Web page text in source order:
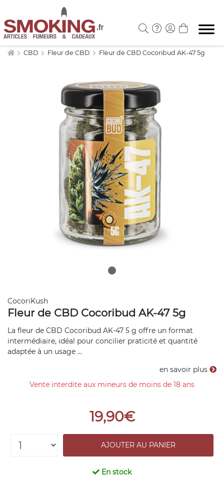
CBD Fleur de CBD Fleur de CBD Cocoribud AK-47 5g
CocoriKush
Fleur de CBD Cocoribud AK-47 5g
La fleur de CBD Cocoribud AK-47 5 g offre un format
intermédiaire, idéal pour concilier praticité et quantité
adaptée à un usage ...
en savoir plus
Vente interdite aux mineurs de moins de 18 ans
19,90€
En stock